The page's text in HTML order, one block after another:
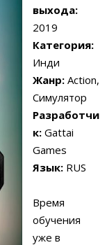
выхода:
2019
Категория:
Инди
Жанр: Action,
Симулятор
Разработчи
к: Gattai
Games
Язык: RUS
Время
обучения
уже в